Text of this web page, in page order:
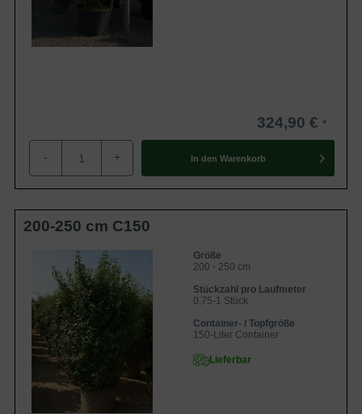
324,90 €
- + In den Warenkorb
200-250 cm C150
Größe
200 - 250 cm
Stückzahl pro Laufmeter
0,75-1 Stück
Container- / Topfgröße
150-Liter Container
Lieferbar